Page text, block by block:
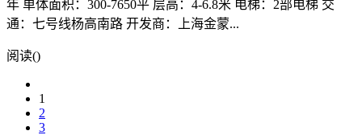
年 单体面积：300-7650平 层高：4-6.8米 电梯：2部电梯 交
通：七号线杨高南路 开发商：上海金蒙...
阅读()
1
2
3